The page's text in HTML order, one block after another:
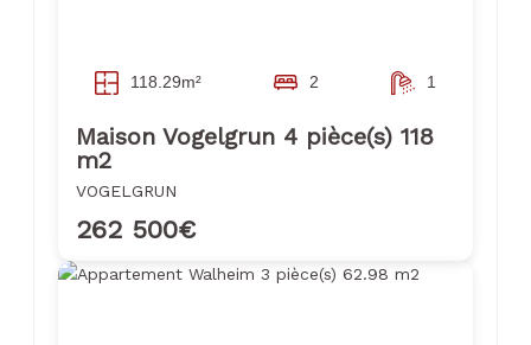
118.29m² 2 1
Maison Vogelgrun 4 pièce(s) 118
m2
VOGELGRUN
262 500€